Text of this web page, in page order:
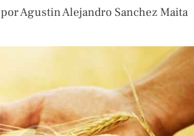
porAgustin Alejandro Sanchez Maita